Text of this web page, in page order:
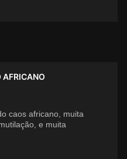
AFRICANO
caos africano, muita
e muita